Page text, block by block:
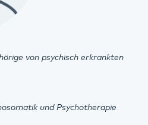
von psychisch erkrankten
und Psychotherapie